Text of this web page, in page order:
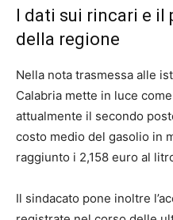
I dati sui rincari e il
della regione
Nella nota trasmessa alle
Calabria mette in luce
attualmente il secondo
costo medio del gasolio in
raggiunto i 2,158 euro al
Il sindacato pone inoltre